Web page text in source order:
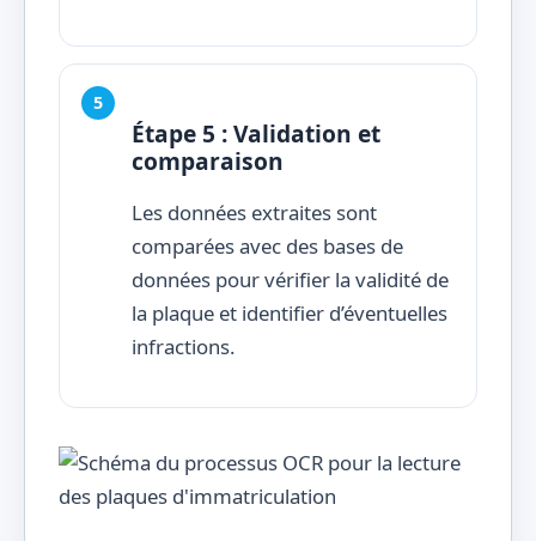
Étape 5 : Validation et
comparaison
Les données extraites sont
comparées avec des bases de
données pour vérifier la validité de
la plaque et identifier d’éventuelles
infractions.